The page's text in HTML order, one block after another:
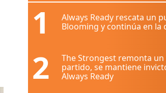
1
Always Ready rescata un
Blooming y continúa en la
2
The Strongest remonta
partido, se mantiene
Always Ready